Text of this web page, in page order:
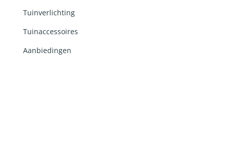
Tuinverlichting
Tuinaccessoires
Aanbiedingen